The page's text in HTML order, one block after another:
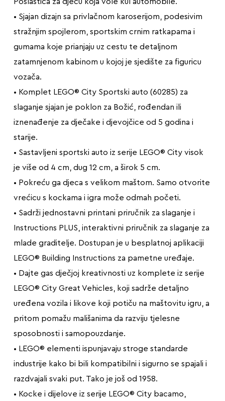
• Sjajan dizajn sa privlačnom karoserijom, podesivim
stražnjim spojlerom, sportskim crnim ratkapama i
gumama koje prianjaju uz cestu te detaljnom
zatamnjenom kabinom u kojoj je sjedište za figuricu
vozača.
• Komplet LEGO® City Sportski auto (60285) za
slaganje sjajan je poklon za Božić, rođendan ili
iznenađenje za dječake i djevojčice od 5 godina i
starije.
• Sastavljeni sportski auto iz serije LEGO® City visok
je više od 4 cm, dug 12 cm, a širok 5 cm.
• Pokreću ga djeca s velikom maštom. Samo otvorite
vrećicu s kockama i igra može odmah početi.
• Sadrži jednostavni printani priručnik za slaganje i
Instructions PLUS, interaktivni priručnik za slaganje za
mlade graditelje. Dostupan je u besplatnoj aplikaciji
LEGO® Building Instructions za pametne uređaje.
• Dajte gas dječjoj kreativnosti uz komplete iz serije
LEGO® City Great Vehicles, koji sadrže detaljno
uređena vozila i likove koji potiču na maštovitu igru, a
pritom pomažu mališanima da razviju tjelesne
sposobnosti i samopouzdanje.
• LEGO® elementi ispunjavaju stroge standarde
industrije kako bi bili kompatibilni i sigurno se spajali i
razdvajali svaki put. Tako je još od 1958.
• Kocke i dijelove iz serije LEGO® City bacamo,